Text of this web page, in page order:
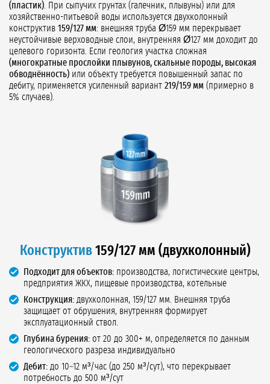
(пластик) . При сыпучих грунтах (галечник, плывуны) или для
хозяйственно-питьевой воды используется двухколонный
конструктив 159/127 мм: внешняя труба Ø159 мм перекрывает
неустойчивые верховодные слои, внутренняя Ø127 мм доходит до
целевого горизонта. Если геология участка сложная
(многократные прослойки плывунов, скальные породы, высокая
обводнённость) или объекту требуется повышенный запас по
дебиту, применяется усиленный вариант 219/159 мм (примерно в
5% случаев).
Конструктив159/127 мм (двухколонный)
Подходит для объектов: производства, логистические центры,
предприятия ЖКХ, пищевые производства, котельные
Конструкция: двухколонная, 159/127 мм. Внешняя труба
защищает от обрушения, внутренняя формирует
эксплуатационный ствол.
Глубина бурения: от 20 до 300+ м, определяется по данным
геологического разреза индивидуально
Дебит: до 10–12 м³/час (до 250 м³/сут), что перекрывает
потребность до 500 м³/сут